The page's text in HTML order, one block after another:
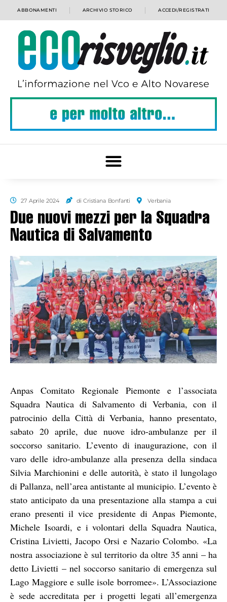
ABBONAMENTI ARCHIVIO STORICO ACCEDI/REGISTRATI
27 Aprile 2024 di Cristiana Bonfanti Verbania
Due nuovi mezzi per la Squadra
Nautica di Salvamento
Anpas Comitato Regionale Piemonte e l’associata
Squadra Nautica di Salvamento di Verbania, con il
patrocinio della Città di Verbania, hanno presentato,
sabato 20 aprile, due nuove idro-ambulanze per il
soccorso sanitario. L’evento di inaugurazione, con il
varo delle idro-ambulanze alla presenza della sindaca
Silvia Marchionini e delle autorità, è stato il lungolago
di Pallanza, nell’area antistante al municipio. L’evento è
stato anticipato da una presentazione alla stampa a cui
erano presenti il vice presidente di Anpas Piemonte,
Michele Isoardi, e i volontari della Squadra Nautica,
Cristina Livietti, Jacopo Orsi e Nazario Colombo. «La
nostra associazione è sul territorio da oltre 35 anni – ha
detto Livietti – nel soccorso sanitario di emergenza sul
Lago Maggiore e sulle isole borromee». L’Associazione
è sede accreditata per i progetti legati all’emergenza